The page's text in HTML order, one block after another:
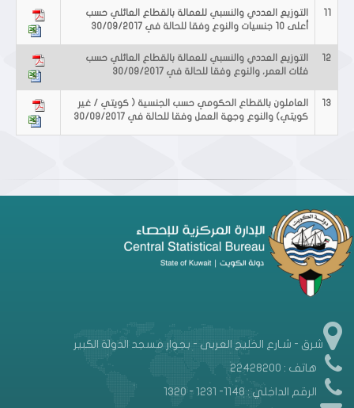
11
التوزيع العددي والنسبي للعمالة بالقطاع العائلي حسب
أعلى 10 جنسيات والنوع وفقا للحالة في 30/09/2017
12
التوزيع العددي والنسبي للعمالة بالقطاع العائلي حسب
فئات العمر، والنوع وفقا للحالة في 30/09/2017
13
العاملون بالقطاع الحكومي حسب الجنسية ( كويتي / غير
كويتي) والنوع وجهة العمل وفقا للحالة في 30/09/2017
شرق - شـارع الخليج العربى - بجوار مسجد الدولة الكبير
هاتف : 22428200
الرقم الداخلي : 1148- 1231 - 1320